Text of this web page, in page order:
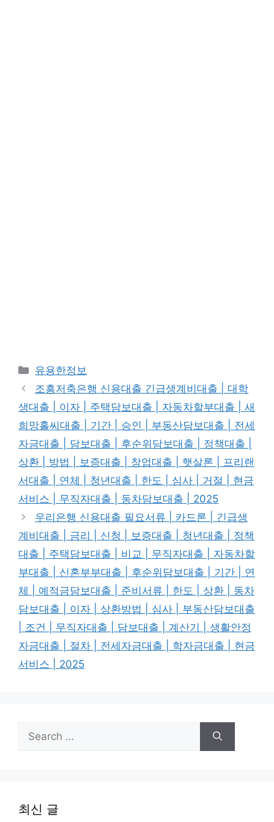
Categories
유용한정보
조흥저축은행 신용대출 긴급생계비대출 | 대학
생대출 | 이자 | 주택담보대출 | 자동차할부대출 | 새
희망홀씨대출 | 기간 | 승인 | 부동산담보대출 | 전세
자금대출 | 담보대출 | 후순위담보대출 | 정책대출 |
상환 | 방법 | 보증대출 | 창업대출 | 햇살론 | 프리랜
서대출 | 연체 | 청년대출 | 한도 | 심사 | 거절 | 현금
서비스 | 무직자대출 | 동차담보대출 | 2025
우리은행 신용대출 필요서류 | 카드론 | 긴급생
계비대출 | 금리 | 신청 | 보증대출 | 청년대출 | 정책
대출 | 주택담보대출 | 비교 | 무직자대출 | 자동차할
부대출 | 신혼부부대출 | 후순위담보대출 | 기간 | 연
체 | 예적금담보대출 | 준비서류 | 한도 | 상환 | 동차
담보대출 | 이자 | 상환방법 | 심사 | 부동산담보대출
| 조건 | 무직자대출 | 담보대출 | 계산기 | 생활안정
자금대출 | 절차 | 전세자금대출 | 학자금대출 | 현금
서비스 | 2025
Search
for:
최신 글